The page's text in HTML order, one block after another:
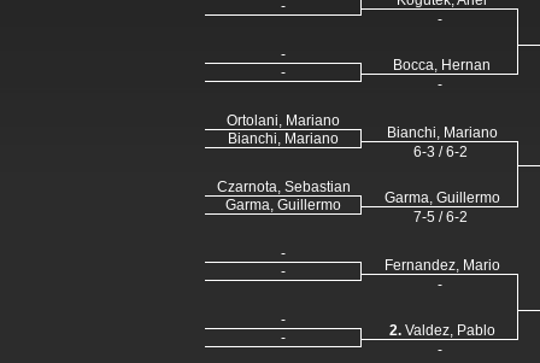
-
-
-
Ortolani, Mariano
Bianchi, Mariano
Czarnota, Sebastian
Garma, Guillermo
-
-
-
-
-
Bocca, Hernan
-
Bianchi, Mariano
6-3 / 6-2
Garma, Guillermo
7-5 / 6-2
Fernandez, Mario
-
2.Valdez, Pablo
-